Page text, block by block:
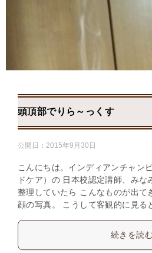
頭頂部でりら～っくす
公開日： 2015年9月30日
こんにちは。インディアンチャン
ドケア）の 日本校認定講師、み
整理していたら こんなものが出て
顔の写真。 こうして客観的に見
続きを読